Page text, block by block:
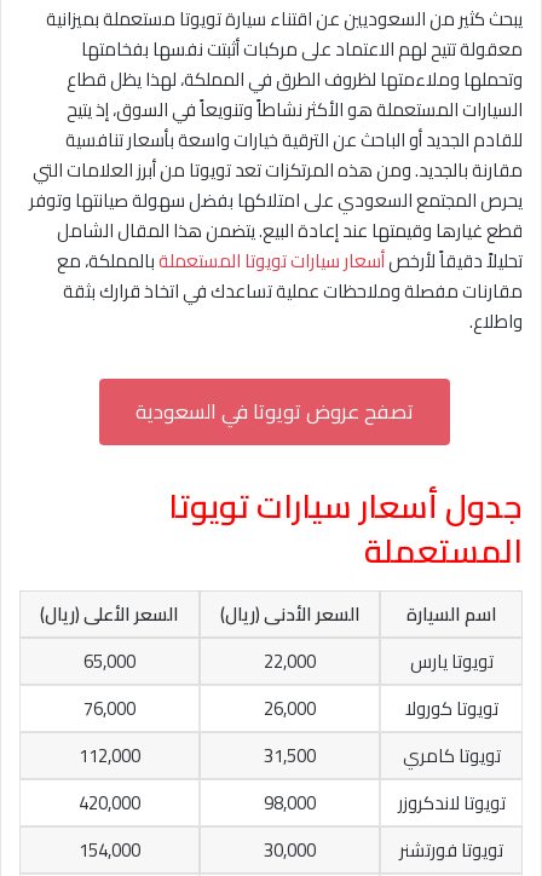
يبحث كثير من السعوديين عن اقتناء سيارة تويوتا مستعملة بميزانية
معقولة تتيح لهم الاعتماد على مركبات أثبتت نفسها بفخامتها
وتحملها وملاءمتها لظروف الطرق في المملكة، لهذا يظل قطاع
السيارات المستعملة هو الأكثر نشاطاً وتنويعاً في السوق، إذ يتيح
للقادم الجديد أو الباحث عن الترقية خيارات واسعة بأسعار تنافسية
مقارنة بالجديد. ومن هذه المرتكزات تعد تويوتا من أبرز العلامات التي
يحرص المجتمع السعودي على امتلاكها بفضل سهولة صيانتها وتوفر
قطع غيارها وقيمتها عند إعادة البيع. يتضمن هذا المقال الشامل
تحليلاً دقيقاً لأرخصأسعار سيارات تويوتا المستعملةبالمملكة، مع
مقارنات مفصلة وملاحظات عملية تساعدك في اتخاذ قرارك بثقة
واطلاع.
تصفح عروض تويوتا في السعودية
جدول أسعار سيارات تويوتا
المستعملة
اسم السيارة السعر الأدنى (ريال)
السعر الأعلى (ريال)
تويوتا يارس
22,000
65,000
تويوتا كورولا
26,000
76,000
تويوتا كامري
31,500
112,000
تويوتا لاندكروزر
98,000
420,000
تويوتا فورتشنر
30,000
154,000